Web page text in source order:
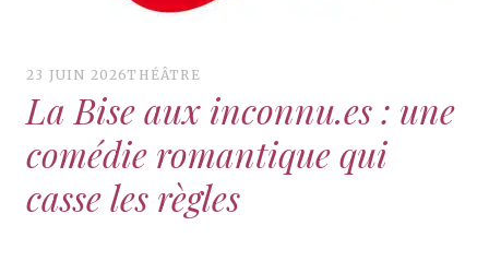
ItArtBag
23 JUIN 2026THÉÂTRE
La Bise aux inconnu.es : une
comédie romantique qui
casse les règles